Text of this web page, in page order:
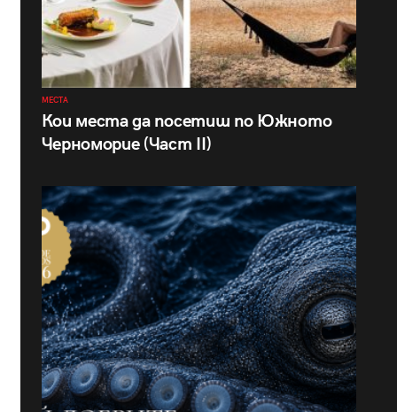
МЕСТА
Кои места да посетиш по Южното
Черноморие (Част II)